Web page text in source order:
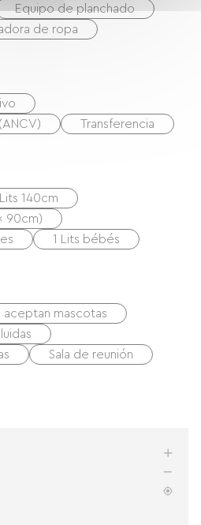
Equipo de planchado
de ropa
Transferencia
140cm
90cm)
1 Lits bébés
aceptan mascotas
Sala de reunión